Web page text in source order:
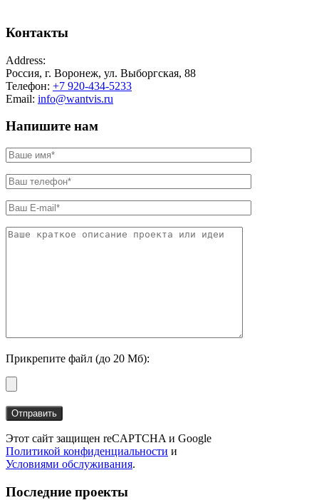
Контакты
Address:
Россия, г. Воронеж, ул. Выборгская, 88
Телефон: +7 920-434-5233
Email: info@wantvis.ru
Напишите нам
Прикрепите файл (до 20 Мб):
Этот сайт защищен reCAPTCHA и Google
Политикой конфиденциальности и
Условиями обслуживания.
Последние проекты